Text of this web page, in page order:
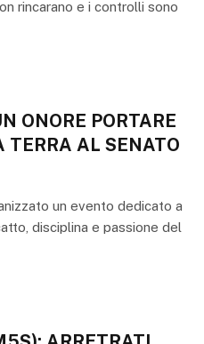
rincarano e i controlli sono
ONORE PORTARE
TERRA AL SENATO
un evento dedicato a
disciplina e passione del